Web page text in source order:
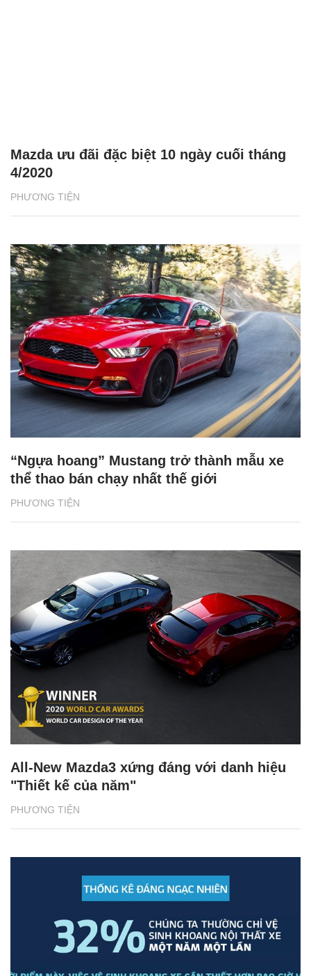
PHƯƠNG TIỆN
Mazda ưu đãi đặc biệt 10 ngày cuối tháng
4/2020
PHƯƠNG TIỆN
“Ngựa hoang” Mustang trở thành mẫu xe
thể thao bán chạy nhất thế giới
PHƯƠNG TIỆN
All-New Mazda3 xứng đáng với danh hiệu
"Thiết kế của năm"